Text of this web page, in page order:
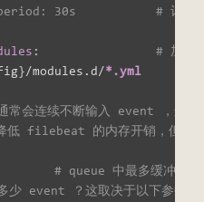
30s           # 记录监控
:
# 加载
}/modules.d/*.yml
连续不断输入 event ，这些
低 filebeat 的内存开销，但
# queue 中最多缓冲的
少 event ？这取决于以下参